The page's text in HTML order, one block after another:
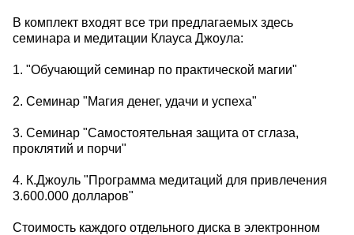
В комплект входят все три предлагаемых здесь
семинара и медитации Клауса Джоула:
1. "Обучающий семинар по практической магии"
2. Семинар "Магия денег, удачи и успеха"
3. Семинар "Самостоятельная защита от сглаза,
проклятий и порчи"
4. К.Джоуль "Программа медитаций для привлечения
3.600.000 долларов"
Стоимость каждого отдельного диска в электронном